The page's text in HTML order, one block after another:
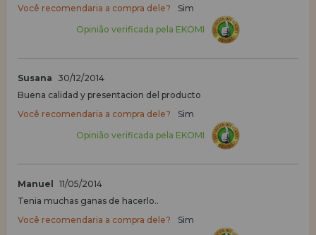
Você recomendaria a compra dele?
Sim
Opinião verificada pela EKOMI
Susana
30/12/2014
Buena calidad y presentacion del producto
Você recomendaria a compra dele?
Sim
Opinião verificada pela EKOMI
Manuel
11/05/2014
Tenia muchas ganas de hacerlo..
Você recomendaria a compra dele?
Sim